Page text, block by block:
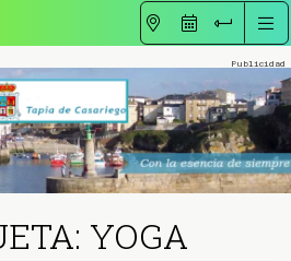
YOGA